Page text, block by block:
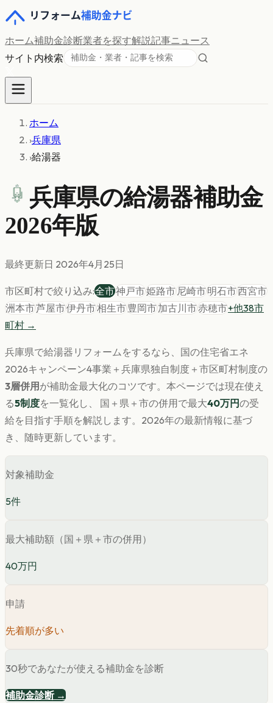
ホーム補助金診断業者を探す解説記事ニュース
サイト内検索
ホーム
›兵庫県
›給湯器
兵庫県の給湯器補助金
2026年版
最終更新日 2026年4月25日
市区町村で絞り込み:全市神戸市姫路市尼崎市明石市西宮市
洲本市芦屋市伊丹市相生市豊岡市加古川市赤穂市+他38市
町村 →
兵庫県で給湯器 リフォームをするなら、国の住宅省エネ
2026キャンペーン4事業＋ 兵庫県独自制度＋市区町村制度の
3層併用 が補助金最大化のコツです。 本ページでは現在使え
る5制度を一覧化し、 国＋県＋市の併用で最大40万円の受
給を目指す手順を解説します。 2026年の最新情報に基づ
き、随時更新しています。
対象補助金
5件
最大補助額（国＋県＋市の併用）
40万円
申請
先着順が多い
30秒であなたが使える補助金を診断
補助金診断 →